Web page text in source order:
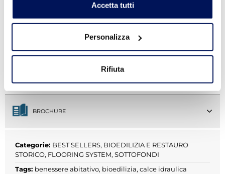
Accetta tutti
Personalizza
Rifiuta
SCHEDA TECNICA
SCHEDA DI SICUREZZA
BROCHURE
Categorie: BEST SELLERS, BIOEDILIZIA E RESTAURO
STORICO, FLOORING SYSTEM, SOTTOFONDI
Tags: benessere abitativo, bioedilizia, calce idraulica